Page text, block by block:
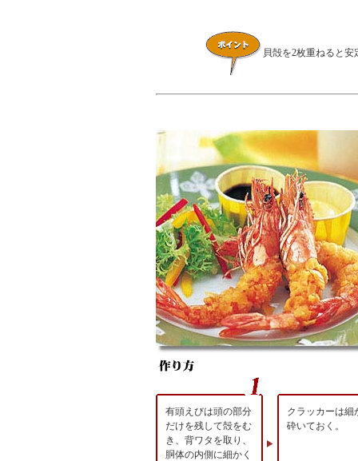
貝殻を2枚重ねると
有頭えびは頭の部分
だけを残して殻をむ
き、背ワタを取り、
胴体の内側に細かく
クラッカーは細
砕いておく。